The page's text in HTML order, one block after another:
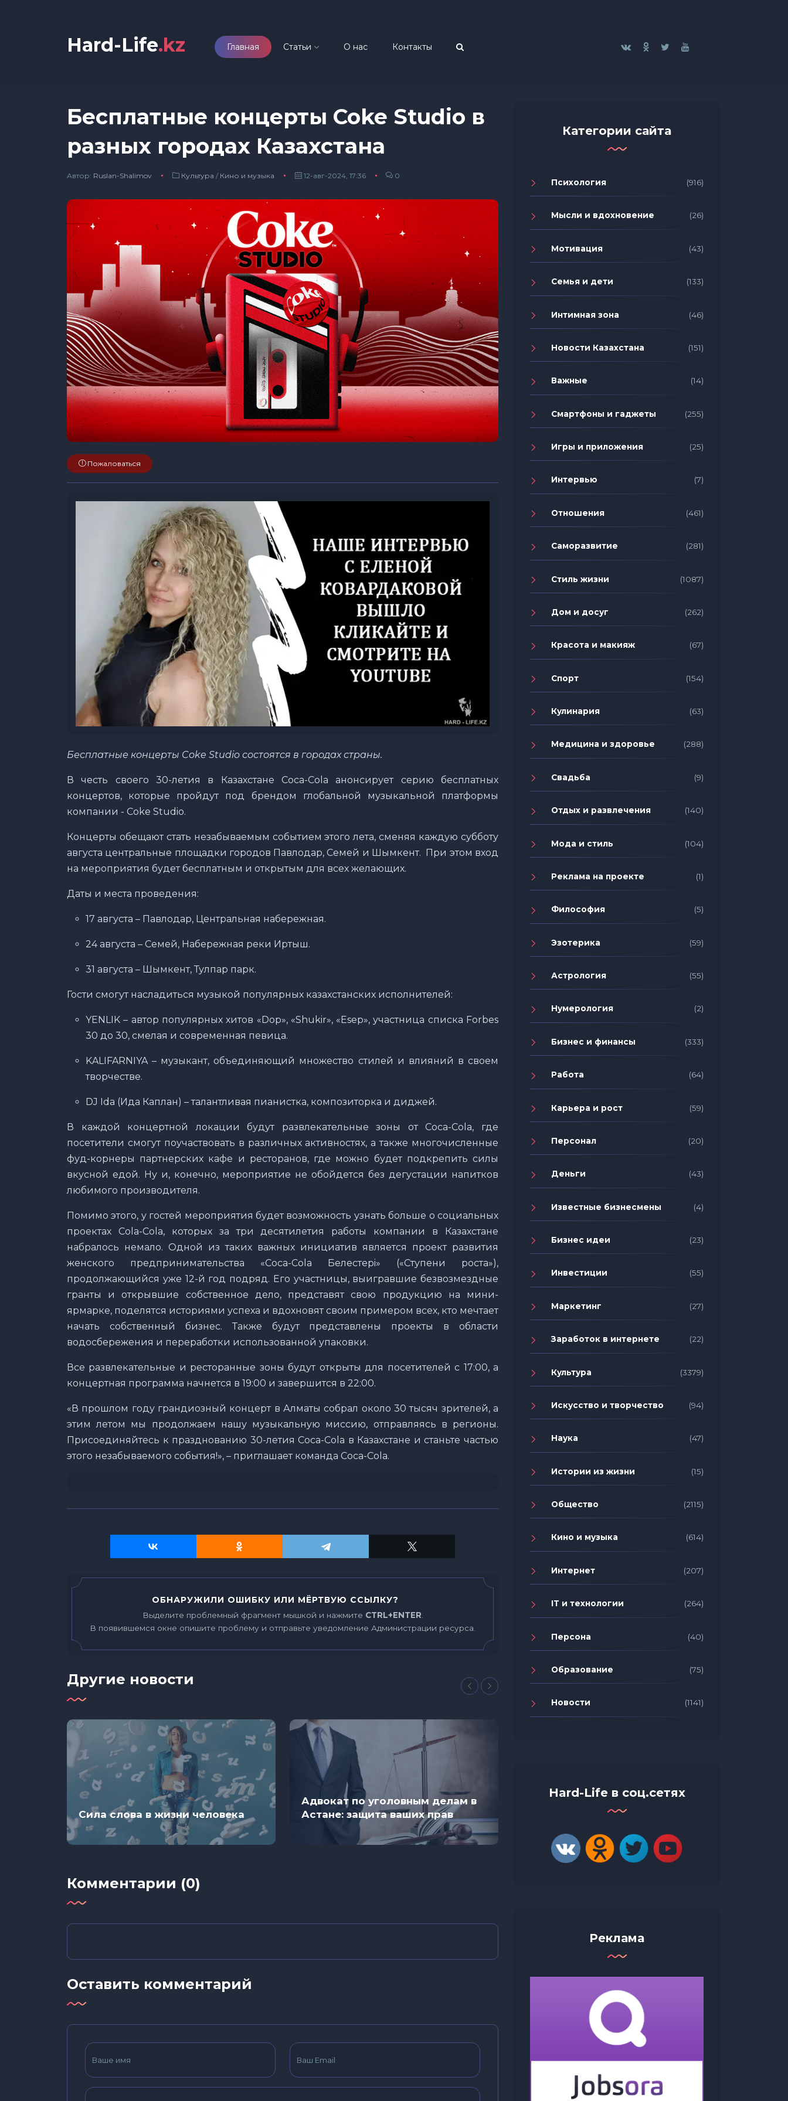
Hard-Life.kz Главная Статьи О нас Контакты
Бесплатные концерты Coke Studio в
разных городах Казахстана
Автор: Ruslan-Shalimov Культура / Кино и музыка 12-авг-2024, 17:36 0
Пожаловаться
Бесплатные концерты Coke Studio состоятся в городах страны.
В честь своего 30-летия в Казахстане Coca-Cola анонсирует серию бесплатных
концертов, которые пройдут под брендом глобальной музыкальной платформы
компании - Coke Studio.
Концерты обещают стать незабываемым событием этого лета, сменяя каждую субботу
августа центральные площадки городов Павлодар, Семей и Шымкент. При этом вход
на мероприятия будет бесплатным и открытым для всех желающих.
Даты и места проведения:
17 августа – Павлодар, Центральная набережная.
24 августа – Семей, Набережная реки Иртыш.
31 августа – Шымкент, Тулпар парк.
Гости смогут насладиться музыкой популярных казахстанских исполнителей:
YENLIK – автор популярных хитов «Dop», «Shukir», «Esep», участница списка Forbes
30 до 30, смелая и современная певица.
KALIFARNIYA – музыкант, объединяющий множество стилей и влияний в своем
творчестве.
DJ Ida (Ида Каплан) – талантливая пианистка, композиторка и диджей.
В каждой концертной локации будут развлекательные зоны от Coca-Cola, где
посетители смогут поучаствовать в различных активностях, а также многочисленные
фуд-корнеры партнерских кафе и ресторанов, где можно будет подкрепить силы
вкусной едой. Ну и, конечно, мероприятие не обойдется без дегустации напитков
любимого производителя.
Помимо этого, у гостей мероприятия будет возможность узнать больше о социальных
проектах Cola-Cola, которых за три десятилетия работы компании в Казахстане
набралось немало. Одной из таких важных инициатив является проект развития
женского предпринимательства «Coca-Cola Белестерi» («Ступени роста»),
продолжающийся уже 12-й год подряд. Его участницы, выигравшие безвозмездные
гранты и открывшие собственное дело, представят свою продукцию на мини-
ярмарке, поделятся историями успеха и вдохновят своим примером всех, кто мечтает
начать собственный бизнес. Также будут представлены проекты в области
водосбережения и переработки использованной упаковки.
Все развлекательные и ресторанные зоны будут открыты для посетителей с 17:00, а
концертная программа начнется в 19:00 и завершится в 22:00.
«В прошлом году грандиозный концерт в Алматы собрал около 30 тысяч зрителей, а
этим летом мы продолжаем нашу музыкальную миссию, отправляясь в регионы.
Присоединяйтесь к празднованию 30-летия Coca-Cola в Казахстане и станьте частью
этого незабываемого события!», – приглашает команда Coca-Cola.
ОБНАРУЖИЛИ ОШИБКУ ИЛИ МЁРТВУЮ ССЫЛКУ?
Выделите проблемный фрагмент мышкой и нажмите CTRL+ENTER.
В появившемся окне опишите проблему и отправьте уведомление Администрации ресурса.
Другие новости
Сила слова в жизни человека
Адвокат по уголовным делам в
Астане: защита ваших прав
«Касперский зертханасының»
зерттеуі: хактивистер әдетте
қатерлерді бірнеше күн немесе
Комментарии (0)
Оставить комментарий
Категории сайта
Психология (916)
Мысли и вдохновение (26)
Мотивация (43)
Семья и дети (133)
Интимная зона (46)
Новости Казахстана (151)
Важные (14)
Смартфоны и гаджеты (255)
Игры и приложения (25)
Интервью (7)
Отношения (461)
Саморазвитие (281)
Стиль жизни (1087)
Дом и досуг (262)
Красота и макияж (67)
Спорт (154)
Кулинария (63)
Медицина и здоровье (288)
Свадьба (9)
Отдых и развлечения (140)
Мода и стиль (104)
Реклама на проекте (1)
Философия (5)
Эзотерика (59)
Астрология (55)
Нумерология (2)
Бизнес и финансы (333)
Работа (64)
Карьера и рост (59)
Персонал (20)
Деньги (43)
Известные бизнесмены (4)
Бизнес идеи (23)
Инвестиции (55)
Маркетинг (27)
Заработок в интернете (22)
Культура (3379)
Искусство и творчество (94)
Наука (47)
Истории из жизни (15)
Общество (2115)
Кино и музыка (614)
Интернет (207)
IT и технологии (264)
Персона (40)
Образование (75)
Новости (1141)
Hard-Life в соц.сетях
Реклама